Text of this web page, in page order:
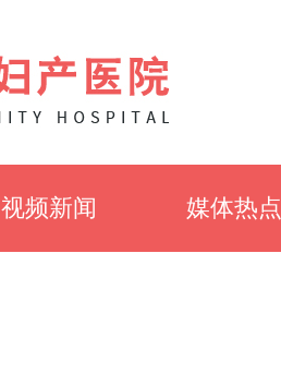
视频新闻 媒体热点